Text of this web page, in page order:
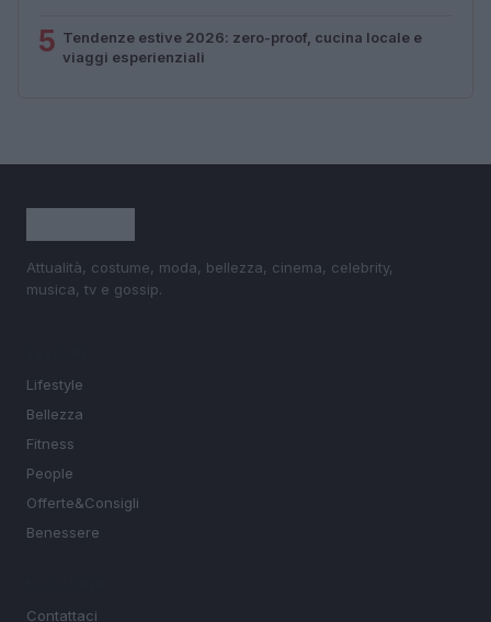
5 Tendenze estive 2026: zero-proof, cucina locale e
viaggi esperienziali
Attualità, costume, moda, bellezza, cinema, celebrity,
musica, tv e gossip.
Lifestyle
Bellezza
Fitness
People
Offerte&Consigli
Benessere
Contattaci